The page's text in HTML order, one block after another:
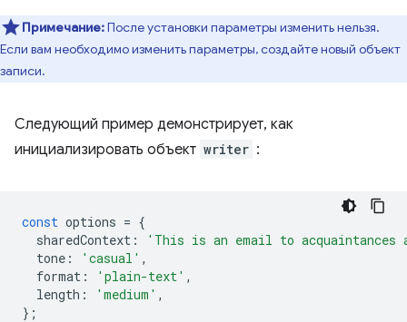
Примечание:После установки параметры изменить нельзя.
Если вам необходимо изменить параметры, создайте новый объект
записи.
Следующий пример демонстрирует, как
инициализировать объект writer :
const options = {
sharedContext :
'This is an email to acquaintances
tone : 'casual' ,
format : 'plain-text' ,
length : 'medium' ,
};